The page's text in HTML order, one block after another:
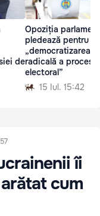
de
Opoziția
pledează pentru
„democratizarea
radicală a
electoral”
15 Iul. 15:42
îi
cum